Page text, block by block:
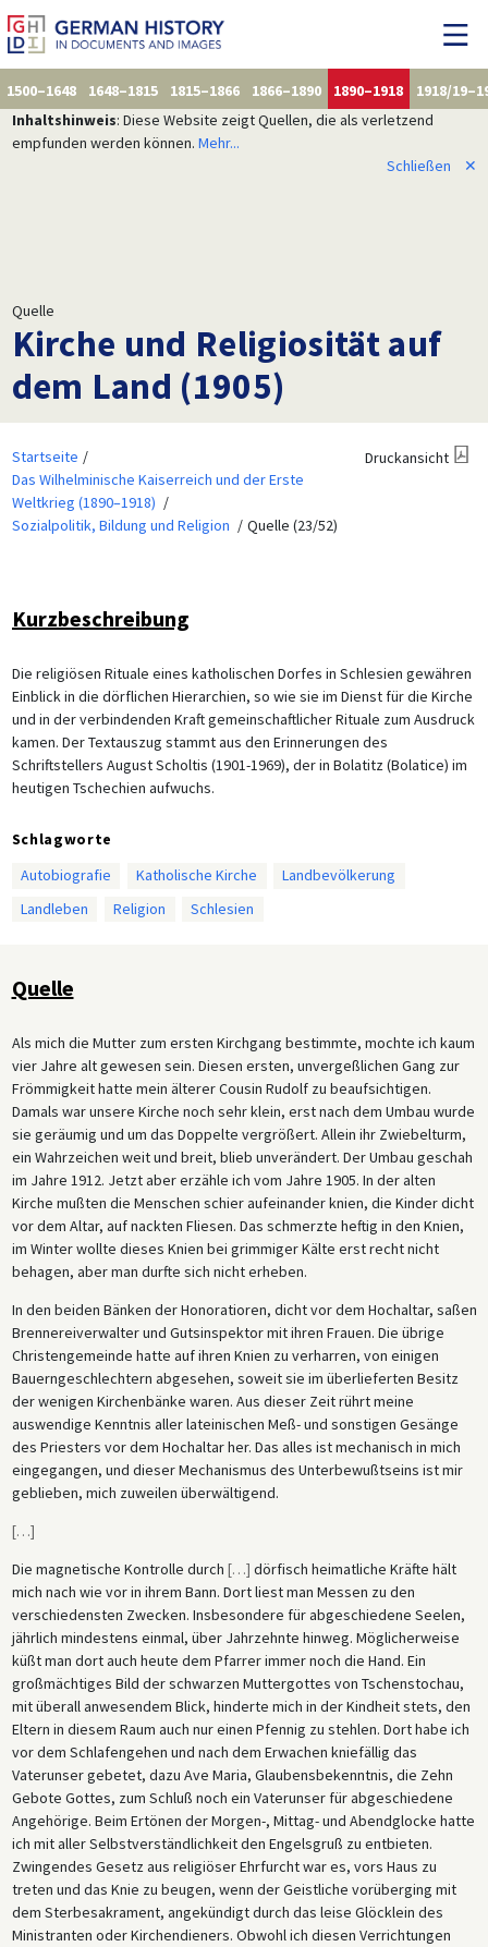
1500–1648 1648–1815 1815–1866 1866–1890 1890–1918
1918/
Inhaltshinweis: Diese Website zeigt Quellen, die als verletzend
empfunden werden können. Mehr...
Schließen
✕
Quelle
Kirche und Religiosität auf
dem Land (1905)
Startseite
Das Wilhelminische Kaiserreich und der Erste
Weltkrieg (1890–1918)
Sozialpolitik, Bildung und Religion
Quelle (23/52)
Druckansicht
Kurzbeschreibung
Die religiösen Rituale eines katholischen Dorfes in Schlesien gewähren
Einblick in die dörflichen Hierarchien, so wie sie im Dienst für die Kirche
und in der verbindenden Kraft gemeinschaftlicher Rituale zum Ausdruck
kamen. Der Textauszug stammt aus den Erinnerungen des
Schriftstellers August Scholtis (1901-1969), der in Bolatitz (Bolatice) im
heutigen Tschechien aufwuchs.
Schlagworte
Autobiografie
Katholische Kirche
Landbevölkerung
Landleben
Religion Schlesien
Quelle
Als mich die Mutter zum ersten Kirchgang bestimmte, mochte ich kaum
vier Jahre alt gewesen sein. Diesen ersten, unvergeßlichen Gang zur
Frömmigkeit hatte mein älterer Cousin Rudolf zu beaufsichtigen.
Damals war unsere Kirche noch sehr klein, erst nach dem Umbau wurde
sie geräumig und um das Doppelte vergrößert. Allein ihr Zwiebelturm,
ein Wahrzeichen weit und breit, blieb unverändert. Der Umbau geschah
im Jahre 1912. Jetzt aber erzähle ich vom Jahre 1905. In der alten
Kirche mußten die Menschen schier aufeinander knien, die Kinder dicht
vor dem Altar, auf nackten Fliesen. Das schmerzte heftig in den Knien,
im Winter wollte dieses Knien bei grimmiger Kälte erst recht nicht
behagen, aber man durfte sich nicht erheben.
In den beiden Bänken der Honoratioren, dicht vor dem Hochaltar, saßen
Brennereiverwalter und Gutsinspektor mit ihren Frauen. Die übrige
Christengemeinde hatte auf ihren Knien zu verharren, von einigen
Bauerngeschlechtern abgesehen, soweit sie im überlieferten Besitz
der wenigen Kirchenbänke waren. Aus dieser Zeit rührt meine
auswendige Kenntnis aller lateinischen Meß- und sonstigen Gesänge
des Priesters vor dem Hochaltar her. Das alles ist mechanisch in mich
eingegangen, und dieser Mechanismus des Unterbewußtseins ist mir
geblieben, mich zuweilen überwältigend.
[…]
Die magnetische Kontrolle durch […] dörfisch heimatliche Kräfte hält
mich nach wie vor in ihrem Bann. Dort liest man Messen zu den
verschiedensten Zwecken. Insbesondere für abgeschiedene Seelen,
jährlich mindestens einmal, über Jahrzehnte hinweg. Möglicherweise
küßt man dort auch heute dem Pfarrer immer noch die Hand. Ein
großmächtiges Bild der schwarzen Muttergottes von Tschenstochau,
mit überall anwesendem Blick, hinderte mich in der Kindheit stets, den
Eltern in diesem Raum auch nur einen Pfennig zu stehlen. Dort habe ich
vor dem Schlafengehen und nach dem Erwachen kniefällig das
Vaterunser gebetet, dazu Ave Maria, Glaubensbekenntnis, die Zehn
Gebote Gottes, zum Schluß noch ein Vaterunser für abgeschiedene
Angehörige. Beim Ertönen der Morgen-, Mittag- und Abendglocke hatte
ich mit aller Selbstverständlichkeit den Engelsgruß zu entbieten.
Zwingendes Gesetz aus religiöser Ehrfurcht war es, vors Haus zu
treten und das Knie zu beugen, wenn der Geistliche vorüberging mit
dem Sterbesakrament, angekündigt durch das leise Glöcklein des
Ministranten oder Kirchendieners. Obwohl ich diesen Verrichtungen